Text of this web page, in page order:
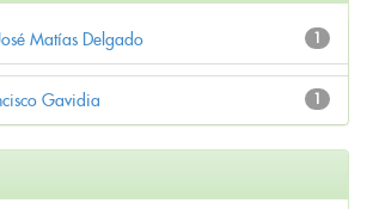
1
Matías Delgado
1
Gavidia